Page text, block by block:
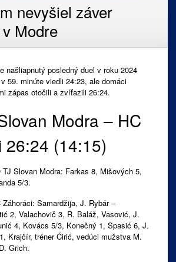
nevyšiel záver
Modre
našliapnutý posledný duel v roku 2024
59. minúte viedli 24:23, ale domáci
zápas otočili a zvíťazili 26:24.
Modra – HC
26:24 (14:15)
TJ Slovan Modra: Farkas 8, Mišových 5,
5/3.
Samardžija, J. Rybár –
2, Valachovič 3, R. Baláž, Vasović, J.
4, Kovács 5/3, Konečný 1, Spasić 6, J.
Krajčír, tréner Ćirić, vedúci mužstva M.
Grich.